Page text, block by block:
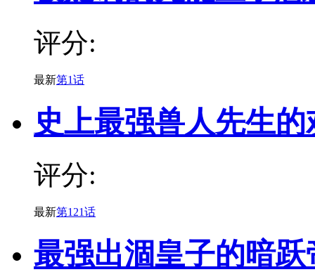
评分:
最新第1话
史上最强兽人先生
评分:
最新第121话
最强出涸皇子的暗跃